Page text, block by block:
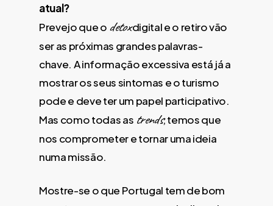
atual?
Prevejo que o detoxdigital e o retiro vão
ser as próximas grandes palavras-
chave. A informação excessiva está já a
mostrar os seus sintomas e o turismo
pode e deve ter um papel participativo.
Mas como todas as trends, temos que
nos comprometer e tornar uma ideia
numa missão.
Mostre-se o que Portugal tem de bom